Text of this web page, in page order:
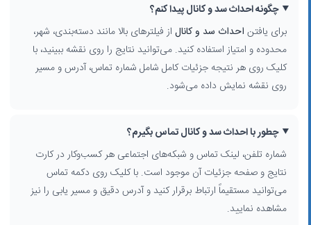
چگونه احداث سد و کانال پیدا کنم؟
برای یافتن احداث سد و کانال از فیلترهای بالا مانند دسته‌بندی، شهر،
محدوده و امتیاز استفاده کنید. می‌توانید نتایج را روی نقشه ببینید، با
کلیک روی هر نتیجه جزئیات کامل شامل شماره تماس، آدرس و مسیر
روی نقشه نمایش داده می‌شود.
چطور با احداث سد و کانال تماس بگیرم؟
شماره تلفن، لینک تماس و شبکه‌های اجتماعی هر کسب‌وکار در کارت
نتایج و صفحه جزئیات آن موجود است. با کلیک روی دکمه تماس
می‌توانید مستقیماً ارتباط برقرار کنید و آدرس دقیق و مسیر یابی را نیز
مشاهده نمایید.